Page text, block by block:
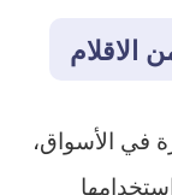
الاقلام
في الأسواق،